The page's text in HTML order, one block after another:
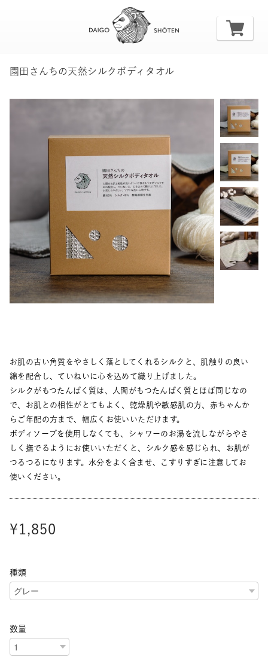
園田さんちの天然シルクボディタオル
お肌の古い角質をやさしく落としてくれるシルクと、肌触りの良い
綿を配合し、ていねいに心を込めて織り上げました。
シルクがもつたんぱく質は、人間がもつたんぱく質とほぼ同じなの
で、お肌との相性がとてもよく、乾燥肌や敏感肌の方、赤ちゃんか
らご年配の方まで、幅広くお使いいただけます。
ボディソープを使用しなくても、シャワーのお湯を流しながらやさ
しく撫でるようにお使いいただくと、シルク感を感じられ、お肌が
つるつるになります。水分をよく含ませ、こすりすぎに注意してお
使いください。
¥1,850
種類
数量